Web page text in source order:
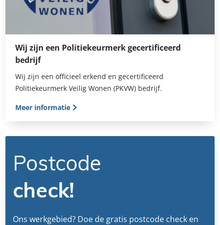
Wij zijn een Politiekeurmerk gecertificeerd
bedrijf
Wij zijn een officieel erkend en gecertificeerd
Politiekeurmerk Veilig Wonen (PKVW) bedrijf.
Meer informatie
Postcode
check!
Ons werkgebied? Doe de gratis postcode check en